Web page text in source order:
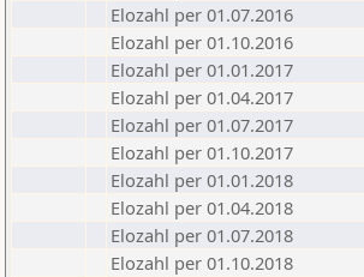
Elozahl per 01.07.2016
Elozahl per 01.10.2016
Elozahl per 01.01.2017
Elozahl per 01.04.2017
Elozahl per 01.07.2017
Elozahl per 01.10.2017
Elozahl per 01.01.2018
Elozahl per 01.04.2018
Elozahl per 01.07.2018
Elozahl per 01.10.2018